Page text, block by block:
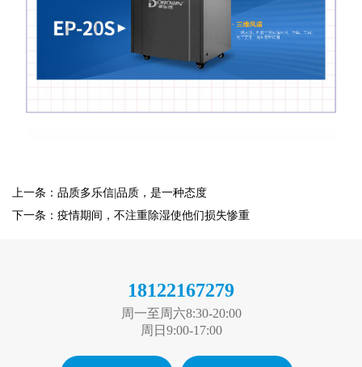
上一条：品质多乐信|品质，是一种态度
下一条：疫情期间，不注重除湿使他们损失惨重
18122167279
周一至周六8:30-20:00
周日9:00-17:00